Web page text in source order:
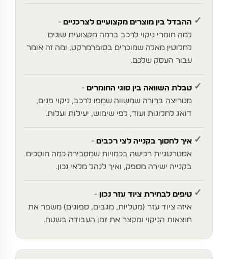
✓ ההבדל בין מוצרים מקצועיים לצרכניים
למה חומרי ניקוי לרכב ברמה מקצועית שונים
לחלוטין מאלה שמוכרים בסופרמרקט, ומה זה אומר
עבור העסק שלכם.
✓ טבלת השוואה בין סוגי החומרים
מטריצה ברורה שמשווה שמפו לרכב, ניקוי פנים,
דואג לחלונות ועוד, לפי שימוש, יעילות ועלות.
✓ איך לחסוך בקנייה לצי רכבים
אסטרטגיית רכישה בכמויות שמסבירה כמה חוסכים
בקנייה ישירה מספק, ואיך לנהל מלאי נכון.
✓ טיפים לבחירת ציוד עזר נכון
איזה ציוד עזר (מטליות, מגבים, ספוגים) משפר את
תוצאות הניקוי ומקצר את זמן העבודה בשטח.